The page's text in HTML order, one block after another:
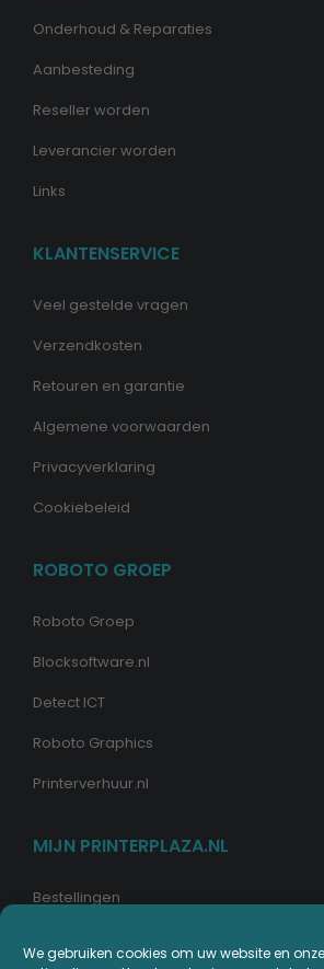
We gebruiken cookies om uw website en
Onderhoud & Reparaties
Aanbesteding
Reseller worden
Leverancier worden
Links
KLANTENSERVICE
Veel gestelde vragen
Verzendkosten
Retouren en garantie
Algemene voorwaarden
Privacyverklaring
Cookiebeleid
ROBOTO GROEP
Roboto Groep
Blocksoftware.nl
Detect ICT
Roboto Graphics
Printerverhuur.nl
MIJN PRINTERPLAZA.NL
Bestellingen